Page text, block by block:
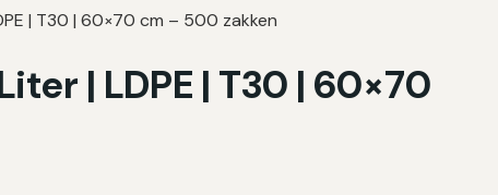
| T30 | 60×70 cm – 500 zakken
| LDPE | T30 | 60×70